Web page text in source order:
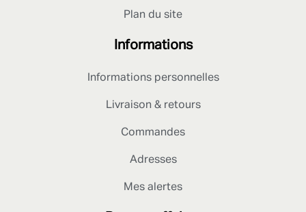
Plan du site
Informations
Informations personnelles
Livraison & retours
Commandes
Adresses
Mes alertes